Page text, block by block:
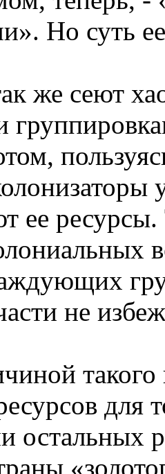
Но суть
же сеют
ее ресурсы.
не
такого
для
остальных